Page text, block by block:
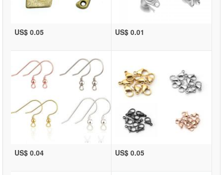
US$ 0.05 US$ 0.01
US$ 0.04 US$ 0.05